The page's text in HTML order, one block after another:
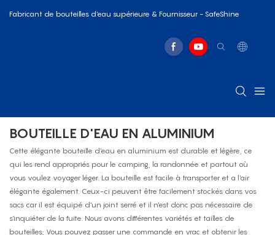
Fabricant de bouteilles d'eau supérieure & Fournisseur - SafeShine
BOUTEILLE D'EAU EN ALUMINIUM
Cette élégante bouteille d'eau en aluminium est durable et légère, ce
qui les rend appropriés pour le camping, la randonnée et partout où
vous voulez voyager léger. La bouteille est facile à transporter et a l'air
élégante également. Ceux-ci peuvent être facilement stockés dans vos
sacs car il est équipé d'un joint serré et il n'est donc pas nécessaire de
s'inquiéter de la fuite. Nous avons différentes variétés et tailles de
bouteilles; Vous pouvez passer une commande en vrac et obtenir les